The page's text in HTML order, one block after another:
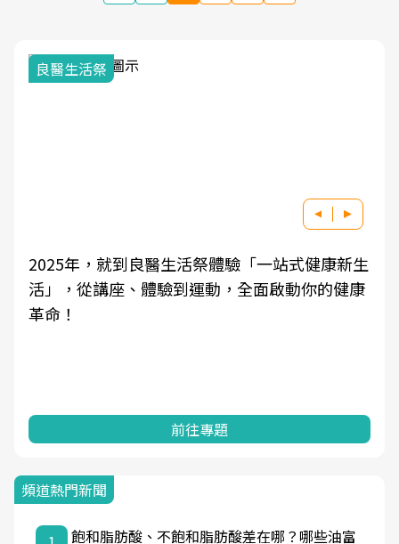
我與健康韌性的距離
良醫健康網從「換季的身體變化」出發，透過醫
學觀點與日常感受的對話，建立對亞健康的認
知，進而引導實際的改善行動。
前往專題
頻道熱門新聞
飽和脂肪酸、不飽和脂肪酸差在哪？哪些油富